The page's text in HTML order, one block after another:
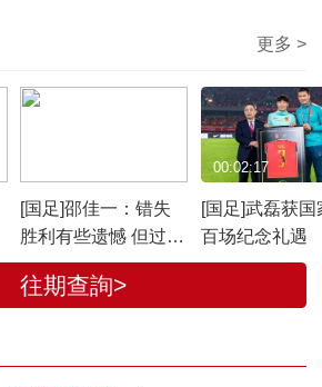
更多 >
[国足]邵佳一：错失
胜利有些遗憾 但过程
值得肯定
[国足]武磊获国
百场纪念礼遇
00:02:17
往期查詢>